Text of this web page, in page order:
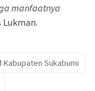
manfaatnya
Lukman.
Kabupaten Sukabumi